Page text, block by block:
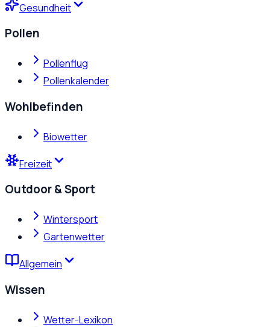
Gesundheit
Pollen
Pollenflug
Pollenkalender
Wohlbefinden
Biowetter
Freizeit
Outdoor & Sport
Wintersport
Gartenwetter
Allgemein
Wissen
Wetter-Lexikon